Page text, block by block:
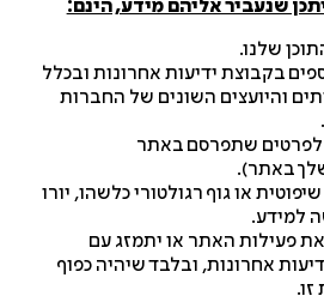
אליהם מידע, הינם:
ידיעות אחרונות ובכלל
השונים של החברות
שתפרסם באתר
או גוף רגולטורי כלשהו, יורו
האתר או יתמזג עם
ובלבד שיהיה כפוף